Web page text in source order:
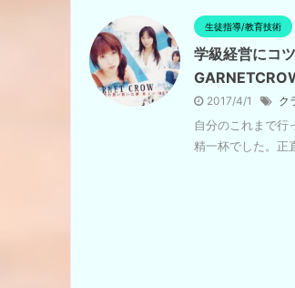
生徒指導/教育技術
学級経営にコ
2017/4/1 ク
自分のこれまで行
精一杯でした。正